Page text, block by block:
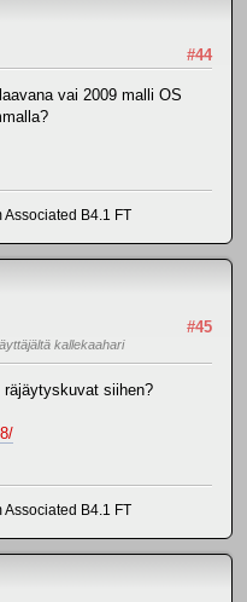
#44
vai 2009 malli OS
Associated B4.1 FT
#45
kallekaahari
siihen?
Associated B4.1 FT